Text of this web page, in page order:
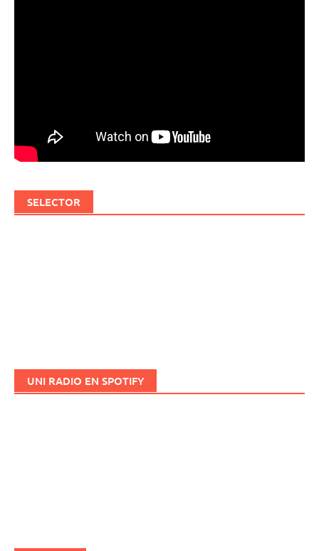
SELECTOR
UNI RADIO EN SPOTIFY